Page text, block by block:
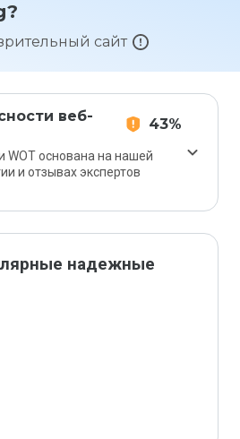
сайт
веб-
43%
WOT основана на нашей
и отзывах экспертов
надежные